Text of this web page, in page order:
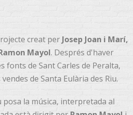
creat per Josep Joan i Marí,
Mayol. Després d'haver
fonts de Sant Carles de Peralta,
de Santa Eulària des Riu.
posa la música, interpretada al